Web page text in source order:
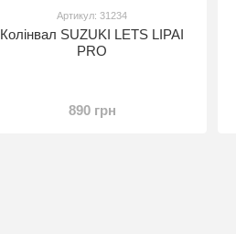
Артикул: 31234
Колінвал SUZUKI LETS LIPAI
PRO
890 грн